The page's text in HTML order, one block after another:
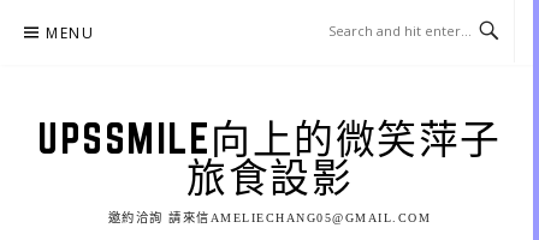
MENU
UPSSMILE向上的微笑萍子
旅食設影
邀約洽詢 請來信AMELIECHANG05@GMAIL.COM